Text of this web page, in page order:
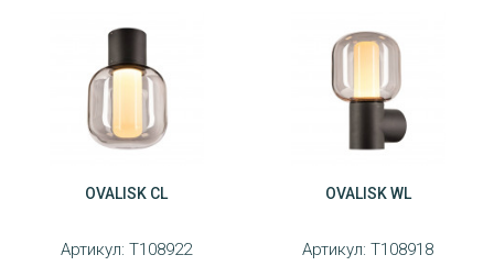
OVALISK CL
Артикул: T108922
OVALISK WL
Артикул: T108918